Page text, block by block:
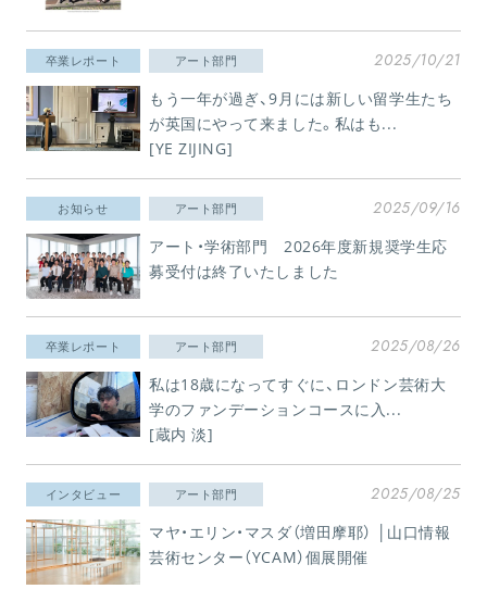
卒業レポート アート部門 2025/10/21
もう一年が過ぎ、9月には新しい留学生たち
が英国にやって来ました。私はも...
[YE ZIJING]
お知らせ アート部門 2025/09/16
アート・学術部門 2026年度新規奨学生応
募受付は終了いたしました
卒業レポート アート部門 2025/08/26
私は18歳になってすぐに、ロンドン芸術大
学のファンデーションコースに入...
[蔵内 淡]
インタビュー アート部門 2025/08/25
マヤ・エリン・マスダ（増田摩耶） │山口情報
芸術センター（YCAM）個展開催